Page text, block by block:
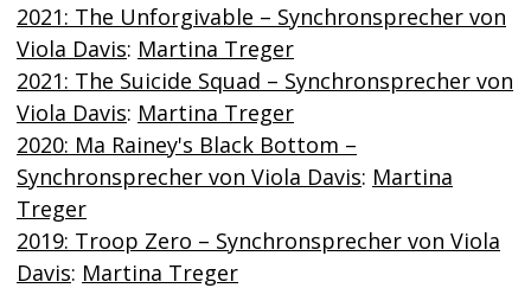
2021: The Unforgivable – Synchronsprecher von
Viola Davis: Martina Treger
2021: The Suicide Squad – Synchronsprecher von
Viola Davis: Martina Treger
2020: Ma Rainey's Black Bottom –
Synchronsprecher von Viola Davis: Martina
Treger
2019: Troop Zero – Synchronsprecher von Viola
Davis: Martina Treger